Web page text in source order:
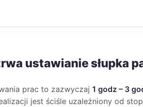
ustawianie słupka
prac to zazwyczaj 1 godz – 3
jest ściśle uzależniony od